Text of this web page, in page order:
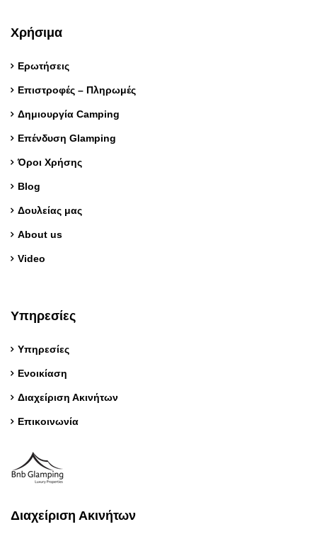
Χρήσιμα
Ερωτήσεις
Επιστροφές – Πληρωμές
Δημιουργία Camping
Επένδυση Glamping
Όροι Χρήσης
Blog
Δουλείας μας
About us
Video
Υπηρεσίες
Υπηρεσίες
Ενοικίαση
Διαχείριση Ακινήτων
Επικοινωνία
Διαχείριση Ακινήτων